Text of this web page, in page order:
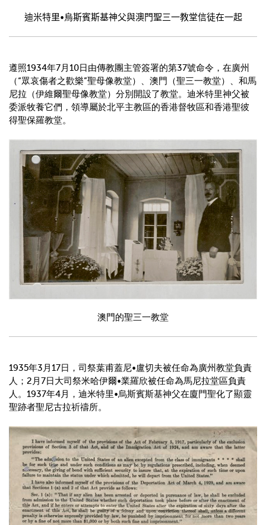
迪米特里•烏斯賓斯基神父與澳門聖三一教堂信徒在一起
遵照1934年7月 10日由傳教團主管簽署的第37號命令，在廣州
（“眾哀傷者之歡樂”聖母像教堂）、澳門（聖三一教堂）、和馬
尼拉（伊維爾聖母像教堂）分別開設了教堂。迪米特里神父被
委派牧養它們，領導屬於北平主教區的香港督牧區和香港聖彼
得聖保羅教堂。
澳門的聖三一教堂
1935年3月17日，司祭葉甫蓋尼•盧切夫被任命為廣州教堂負責
人； 2月7日大司祭米哈伊爾•業羅欣被任命為馬尼拉堂區負責
人。 1937年4月，迪米特里•烏斯賓斯基神父在廈門聖化了顯靈
聖跡者聖尼古拉祈禱所。